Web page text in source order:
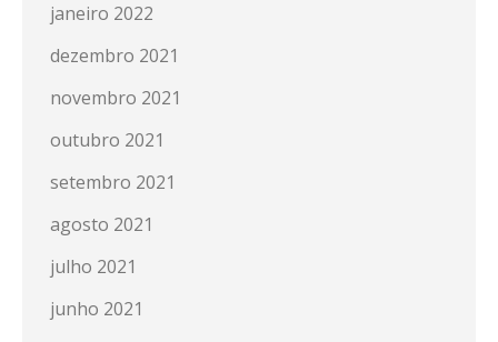
janeiro 2022
dezembro 2021
novembro 2021
outubro 2021
setembro 2021
agosto 2021
julho 2021
junho 2021